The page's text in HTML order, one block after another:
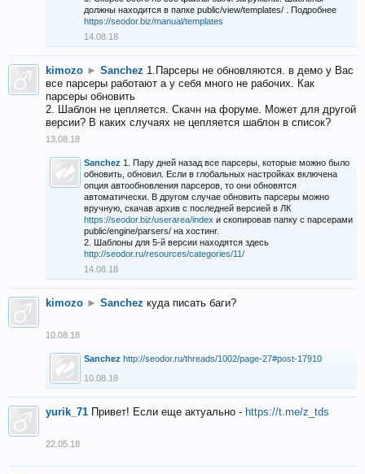
должны находится в папке public/view/templates/ . Подробнее
https://seodor.biz/manual/templates
14.08.18
kimozo ► Sanchez 1.Парсеры не обновляются. в демо у Вас
все парсеры работают а у себя много не рабочих. Как
парсеры обновить
2. Шаблон не цепляется. Скачн на форуме. Может для другой
версии? В каких случаях не цепляется шаблон в список?
13.08.18
Sanchez 1. Пару дней назад все парсеры, которые можно было
обновить, обновил. Если в глобальных настройках включена
опция автообновления парсеров, то они обновятся
автоматически. В другом случае обновить парсеры можно
вручную, скачав архив с последней версией в ЛК
https://seodor.biz/userarea/index и скопировав папку с парсерами
public/engine/parsers/ на хостинг.
2. Шаблоны для 5-й версии находятся здесь
http://seodor.ru/resources/categories/11/
14.08.18
kimozo ► Sanchez куда писать баги?
10.08.18
Sanchez http://seodor.ru/threads/1002/page-27#post-17910
10.08.18
yurik_71 Привет! Если еще актуально - https://t.me/z_tds
22.05.18